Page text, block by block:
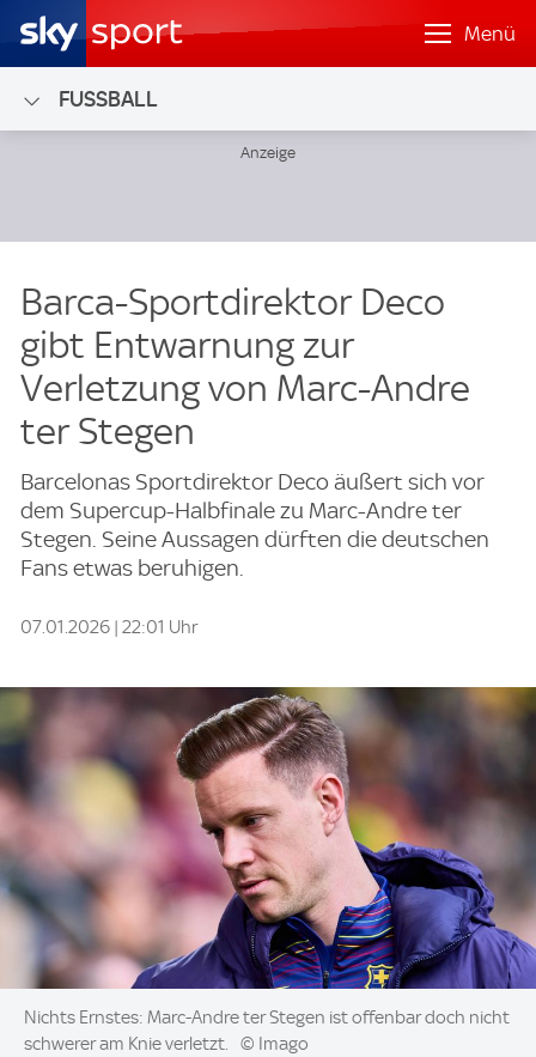
Menü
FUSSBALL
Barca-Sportdirektor Deco
gibt Entwarnung zur
Verletzung von Marc-Andre
ter Stegen
Barcelonas Sportdirektor Deco äußert sich vor
dem Supercup-Halbfinale zu Marc-Andre ter
Stegen. Seine Aussagen dürften die deutschen
Fans etwas beruhigen.
07.01.2026 | 22:01 Uhr
Image:
Nichts Ernstes: Marc-Andre ter Stegen ist offenbar doch nicht
schwerer am Knie verletzt.
© Imago